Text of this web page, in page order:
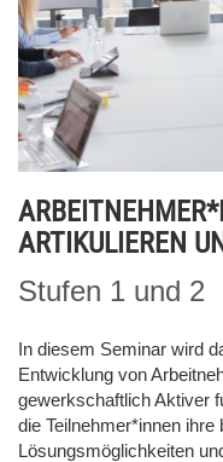
ARTIKULIEREN
Stufen 1 und 2
In diesem Seminar wird
Entwicklung von
gewerkschaftlich Aktiver
die Teilnehmer*innen
Lösungsmöglichkeiten